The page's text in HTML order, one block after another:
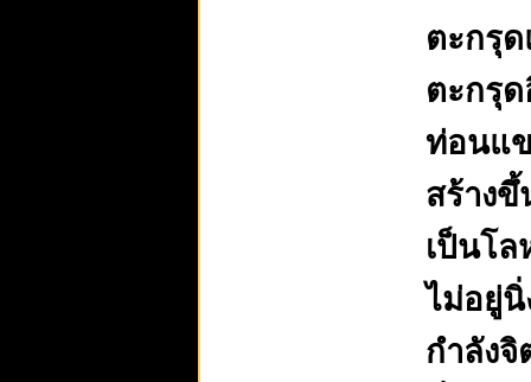
ตะกรุ
ตะกรุ
ท่อนแ
สร้าง
เป็นโ
ไม่อยู่
กำลัง